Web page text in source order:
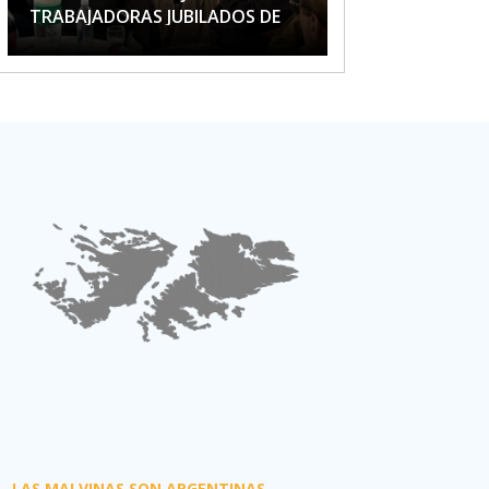
TRABAJADORAS JUBILADOS DE
APTA